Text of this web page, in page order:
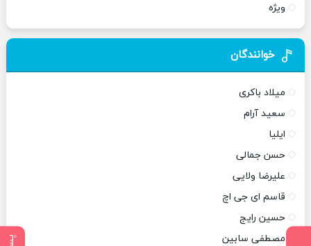
ویژه
خوانندگان
میلاد باکری
سعید آرام
ایلیا
حسن جمالی
علیرضا ولایی
قاسم ای جی اچ
حسین رایج
مصطفی سابین